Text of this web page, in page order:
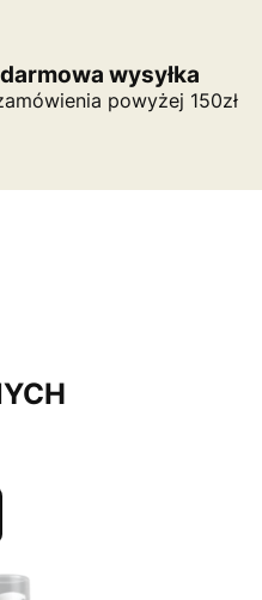
wysyłka
powyżej 150zł